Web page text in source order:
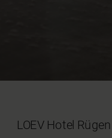
LOEV Hotel Rügen